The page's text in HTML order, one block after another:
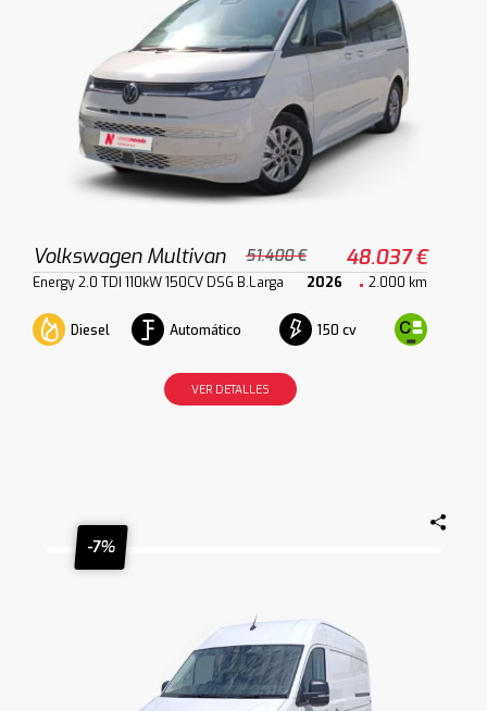
Volkswagen Multivan 51.400 € 48.037 €
Energy 2.0 TDI 110kW 150CV DSG B.Larga 2026 2.000 km
Diesel Automático 150 cv
VER DETALLES
-7%